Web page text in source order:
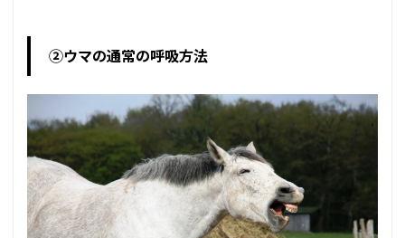
②ウマの通常の呼吸方法